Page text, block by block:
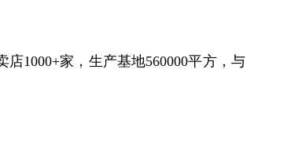
1000+家，生产基地560000平方，与